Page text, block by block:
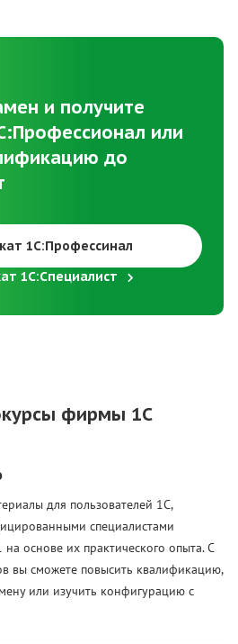
и получите
или
до
1С:Профессинал
1С:Специалист
фирмы 1С
для пользователей 1С,
специалистами
основе их практического опыта. С
вы сможете повысить квалификацию,
или изучить конфигурацию с